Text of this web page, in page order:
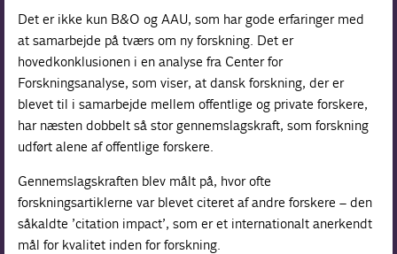
Det er ikke kun B&O og AAU, som har gode erfaringer med
at samarbejde på tværs om ny forskning. Det er
hovedkonklusionen i en analyse fra Center for
Forskningsanalyse, som viser, at dansk forskning, der er
blevet til i samarbejde mellem offentlige og private forskere,
har næsten dobbelt så stor gennemslagskraft, som forskning
udført alene af offentlige forskere.
Gennemslagskraften blev målt på, hvor ofte
forskningsartiklerne var blevet citeret af andre forskere – den
såkaldte ’citation impact’, som er et internationalt anerkendt
mål for kvalitet inden for forskning.